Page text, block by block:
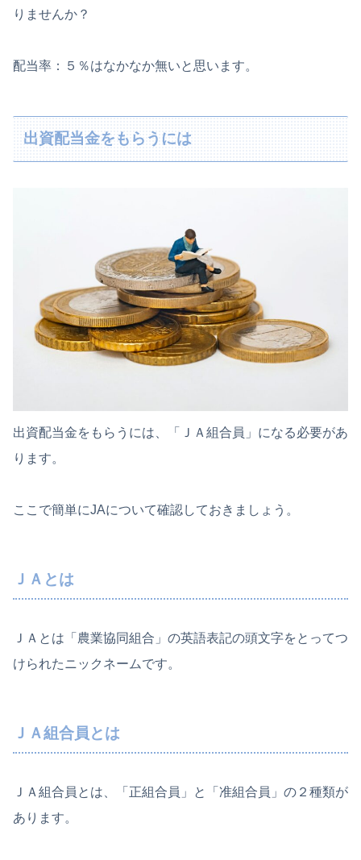
りませんか？
配当率：５％はなかなか無いと思います。
出資配当金をもらうには
出資配当金をもらうには、「ＪＡ組合員」になる必要があ
ります。
ここで簡単にJAについて確認しておきましょう。
ＪＡとは
ＪＡとは「農業協同組合」の英語表記の頭文字をとってつ
けられたニックネームです。
ＪＡ組合員とは
ＪＡ組合員とは、「正組合員」と「准組合員」の２種類が
あります。